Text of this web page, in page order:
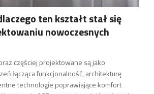
ten kształt stał się
nowoczesnych
częściej projektowane są jako
łącząca funkcjonalność, architekturę
technologie poprawiające komfort